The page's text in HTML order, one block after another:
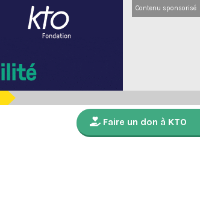
Contenu sponsorisé
Faire un don à KTO